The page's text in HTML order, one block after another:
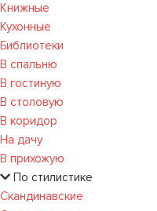
Книжные
Кухонные
Библиотеки
В спальню
В гостиную
В столовую
В коридор
На дачу
В прихожую
По стилистике
Скандинавские